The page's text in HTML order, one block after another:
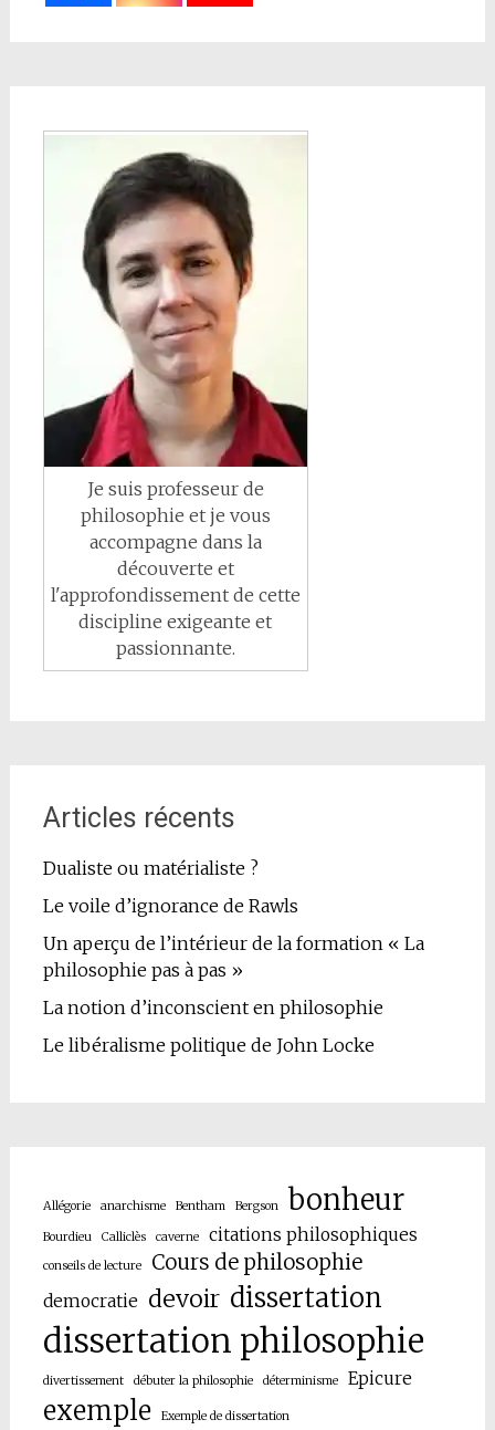
Je suis professeur de
philosophie et je vous
accompagne dans la
découverte et
l'approfondissement de cette
discipline exigeante et
passionnante.
Articles récents
Dualiste ou matérialiste ?
Le voile d’ignorance de Rawls
Un aperçu de l’intérieur de la formation « La
philosophie pas à pas »
La notion d’inconscient en philosophie
Le libéralisme politique de John Locke
Allégorie anarchisme Bentham Bergson bonheur
Bourdieu Calliclès caverne citations philosophiques
conseils de lecture Cours de philosophie
democratie devoir dissertation
dissertation philosophie
divertissement débuter la philosophie déterminisme Epicure
exemple Exemple de dissertation